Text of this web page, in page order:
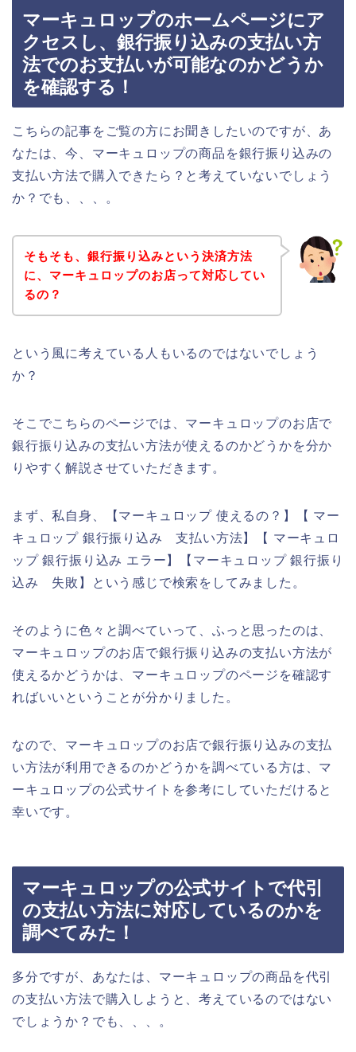
マーキュロップのホームページにア
クセスし、銀行振り込みの支払い方
法でのお支払いが可能なのかどうか
を確認する！
こちらの記事をご覧の方にお聞きしたいのですが、あ
なたは、今、マーキュロップの商品を銀行振り込みの
支払い方法で購入できたら？と考えていないでしょう
か？でも、、、。
そもそも、銀行振り込みという決済方法
に、マーキュロップのお店って対応してい
るの？
という風に考えている人もいるのではないでしょう
か？
そこでこちらのページでは、マーキュロップのお店で
銀行振り込みの支払い方法が使えるのかどうかを分か
りやすく解説させていただきます。
まず、私自身、【マーキュロップ 使えるの？】【 マー
キュロップ 銀行振り込み 支払い方法】【 マーキュロ
ップ 銀行振り込み エラー】【マーキュロップ 銀行振り
込み 失敗】という感じで検索をしてみました。
そのように色々と調べていって、ふっと思ったのは、
マーキュロップのお店で銀行振り込みの支払い方法が
使えるかどうかは、マーキュロップのページを確認す
ればいいということが分かりました。
なので、マーキュロップのお店で銀行振り込みの支払
い方法が利用できるのかどうかを調べている方は、マ
ーキュロップの公式サイトを参考にしていただけると
幸いです。
マーキュロップの公式サイトで代引
の支払い方法に対応しているのかを
調べてみた！
多分ですが、あなたは、マーキュロップの商品を代引
の支払い方法で購入しようと、考えているのではない
でしょうか？でも、、、。